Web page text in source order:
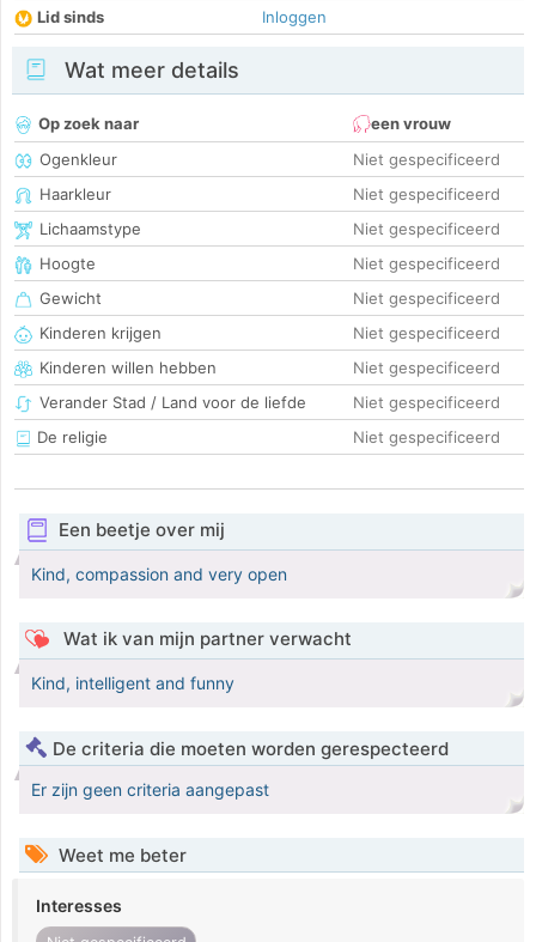
Lid sinds
Inloggen
Wat meer details
Op zoek naar
een vrouw
Ogenkleur
Niet gespecificeerd
Haarkleur
Niet gespecificeerd
Lichaamstype
Niet gespecificeerd
Hoogte
Niet gespecificeerd
Gewicht
Niet gespecificeerd
Kinderen krijgen
Niet gespecificeerd
Kinderen willen hebben
Niet gespecificeerd
Verander Stad / Land voor de liefde
Niet gespecificeerd
De religie
Niet gespecificeerd
Een beetje over mij
Kind, compassion and very open
Wat ik van mijn partner verwacht
Kind, intelligent and funny
De criteria die moeten worden gerespecteerd
Er zijn geen criteria aangepast
Weet me beter
Interesses